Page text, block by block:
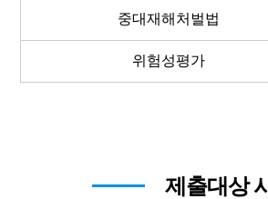
중대재해처벌법
위험성평가
제출대상